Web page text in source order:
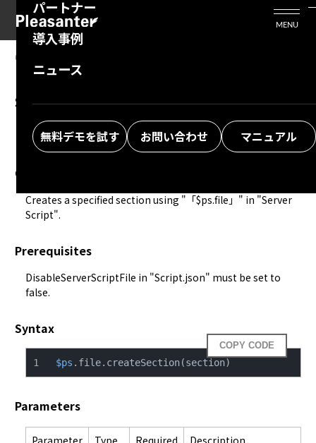
活用シーン
Enterprise Edition
パートナー
プリザンタービジネスを検討中の方
導入事例
ニュース
無料デモを試す お問い合わせ マニュアル
MENU
06.26.2025
Developer Function: Server Script:
$ps.file.createSection
Overview
Creates a specified section using "「$ps.file」" in "Server
Script".
Prerequisites
DisableServerScriptFile in "Script.json" must be set to
false.
Syntax
COPY CODE
$ps .file.createSection(section)
Parameters
Parameter Type Required Description